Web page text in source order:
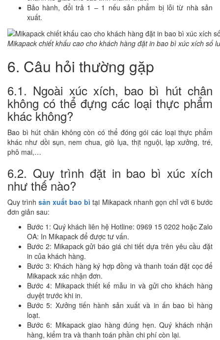
Bảo hành, đổi trả 1 – 1 nếu sản phẩm bị lỗi từ nhà sản
xuất.
Mikapack chiết khấu cao cho khách hàng đặt in bao bì xúc xích số
6. Câu hỏi thường gặp
6.1. Ngoài xúc xích, bao bì hút chân
không có thể đựng các loại thực phẩm
khác không?
Bao bì hút chân không còn có thể đóng gói các loại thực phẩm
khác như dồi sụn, nem chua, giò lụa, thịt nguội, lạp xưởng, tré,
phô mai,…
6.2. Quy trình đặt in bao bì xúc xích
như thế nào?
Quy trìnhsản xuất bao bì tại Mikapack nhanh gọn chỉ với 6 bước
đơn giản sau:
Bước 1: Quý khách liên hệ Hotline: 0969 15 0202 hoặc Zalo
OA: In Mikapack để được tư vấn.
Bước 2: Mikapack gửi báo giá chi tiết dựa trên yêu cầu đặt
in của khách hàng.
Bước 3: Khách hàng ký hợp đồng và thanh toán đặt cọc để
Mikapack xác nhận đơn.
Bước 4: Mikapack thiết kế mẫu in và gửi cho khách hàng
duyệt trước khi in.
Bước 5: Xưởng tiến hành sản xuất và in ấn bao bì hàng
loạt.
Bước 6: Mikapack giao hàng đúng hẹn. Quý khách nhận
hàng, kiểm tra và thanh toán phần chi phí còn lại.